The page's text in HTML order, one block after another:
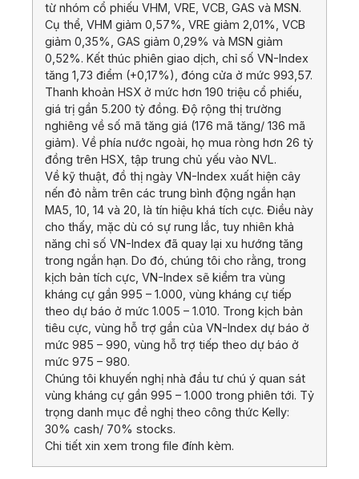
từ nhóm cổ phiếu VHM, VRE, VCB, GAS và MSN.
Cụ thể, VHM giảm 0,57%, VRE giảm 2,01%, VCB
giảm 0,35%, GAS giảm 0,29% và MSN giảm
0,52%. Kết thúc phiên giao dịch, chỉ số VN-Index
tăng 1,73 điểm (+0,17%), đóng cửa ở mức 993,57.
Thanh khoản HSX ở mức hơn 190 triệu cổ phiếu,
giá trị gần 5.200 tỷ đồng. Độ rộng thị trường
nghiêng về số mã tăng giá (176 mã tăng/ 136 mã
giảm). Về phía nước ngoài, họ mua ròng hơn 26 tỷ
đồng trên HSX, tập trung chủ yếu vào NVL.
Về kỹ thuật, đồ thị ngày VN-Index xuất hiện cây
nến đỏ nằm trên các trung bình động ngắn hạn
MA5, 10, 14 và 20, là tín hiệu khá tích cực. Điều này
cho thấy, mặc dù có sự rung lắc, tuy nhiên khả
năng chỉ số VN-Index đã quay lại xu hướng tăng
trong ngắn hạn. Do đó, chúng tôi cho rằng, trong
kịch bản tích cực, VN-Index sẽ kiểm tra vùng
kháng cự gần 995 – 1.000, vùng kháng cự tiếp
theo dự báo ở mức 1.005 – 1.010. Trong kịch bản
tiêu cực, vùng hỗ trợ gần của VN-Index dự báo ở
mức 985 – 990, vùng hỗ trợ tiếp theo dự báo ở
mức 975 – 980.
Chúng tôi khuyến nghị nhà đầu tư chú ý quan sát
vùng kháng cự gần 995 – 1.000 trong phiên tới. Tỷ
trọng danh mục đề nghị theo công thức Kelly:
30% cash/ 70% stocks.
Chi tiết xin xem trong file đính kèm.